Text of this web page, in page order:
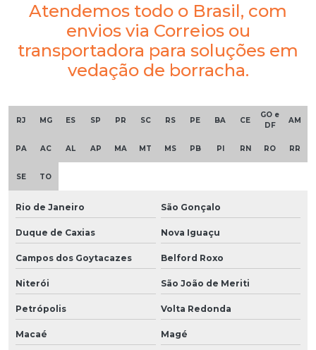
Atendemos todo o Brasil, com
envios via Correios ou
transportadora para soluções em
vedação de borracha.
RJ MG ES SP PR SC RS PE BA CE
GO e
DF
AM
PA AC AL AP MA MT MS PB PI RN RO RR
SE TO
Rio de Janeiro São Gonçalo
Duque de Caxias Nova Iguaçu
Campos dos Goytacazes Belford Roxo
Niterói São João de Meriti
Petrópolis Volta Redonda
Macaé Magé